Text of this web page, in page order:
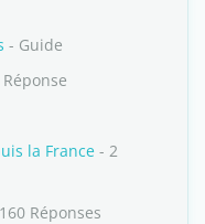
- Guide
la France - 2
Réponses